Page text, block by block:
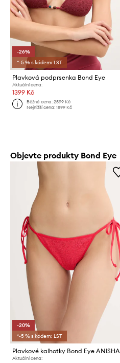
-26%
*-5 % s kódem: LST
Plavková podprsenka Bond Eye
Aktuální cena:
1399 Kč
Běžná cena:2599 Kč
Nejnižší cena:1899 Kč
Objevte produkty Bond Eye
-20%
*-5 % s kódem: LST
Plavkové kalhotky Bond Eye ANISHA
Aktuální cena: